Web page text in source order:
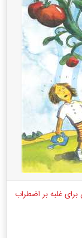
غلبه بر اضطراب